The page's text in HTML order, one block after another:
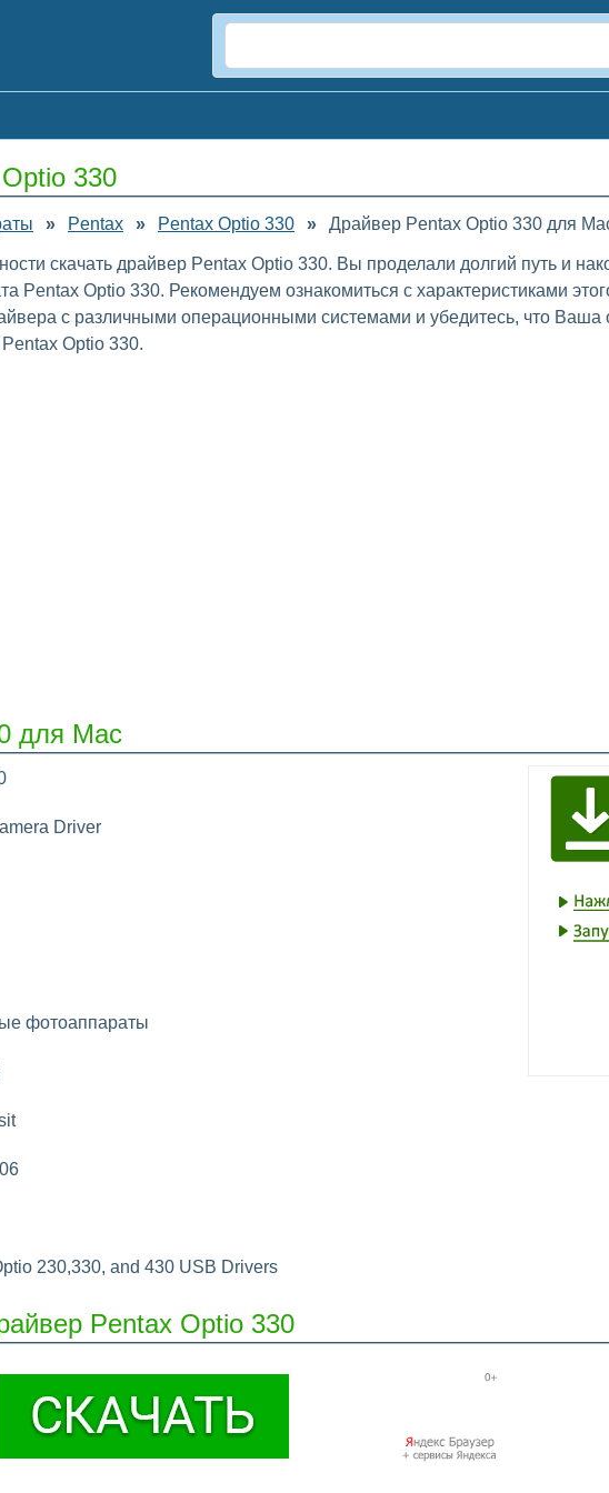
330
» Pentax » Pentax Optio 330 » Драйвер Pentax Optio 330 для
скачать драйвер Pentax Optio 330. Вы проделали долгий путь и
Pentax Optio 330. Рекомендуем ознакомиться с характеристиками
с различными операционными системами и убедитесь, что Ваша
Optio 330.
для Mac
Driver
фотоаппараты
230,330, and 430 USB Drivers
Pentax Optio 330